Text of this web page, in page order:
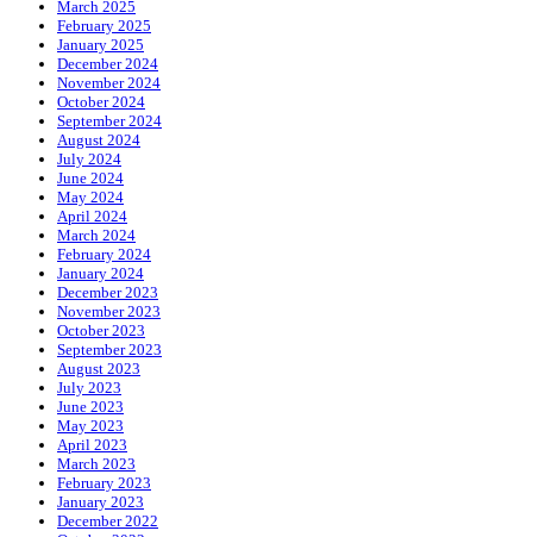
March 2025
February 2025
January 2025
December 2024
November 2024
October 2024
September 2024
August 2024
July 2024
June 2024
May 2024
April 2024
March 2024
February 2024
January 2024
December 2023
November 2023
October 2023
September 2023
August 2023
July 2023
June 2023
May 2023
April 2023
March 2023
February 2023
January 2023
December 2022